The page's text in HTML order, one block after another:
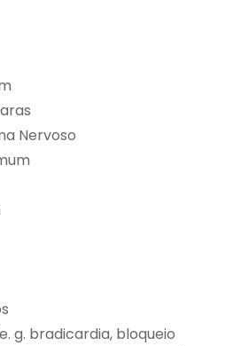
Nervoso
g. bradicardia, bloqueio